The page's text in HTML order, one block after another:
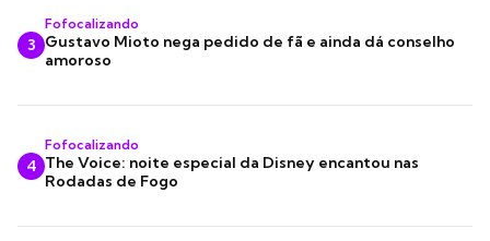
3
Fofocalizando
Gustavo Mioto nega pedido de fã e ainda dá conselho
amoroso
4
Fofocalizando
The Voice: noite especial da Disney encantou nas
Rodadas de Fogo